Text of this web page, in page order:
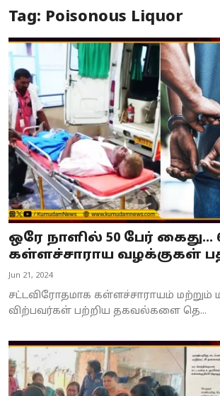
Special Story
Business
Crime
Tamilnadu
National
World
Astrology
Spirituality
Weather
Politics
Tag: Poisonous Liquor
ஒரே நாளில் 50 பேர் கைது...
கள்ளச்சாராய வழக்குகள்
Jun 21, 2024
சட்டவிரோதமாக கள்ளச்சாராயம் மற்றும்
விற்பவர்கள் பற்றிய தகவல்களை தெ...